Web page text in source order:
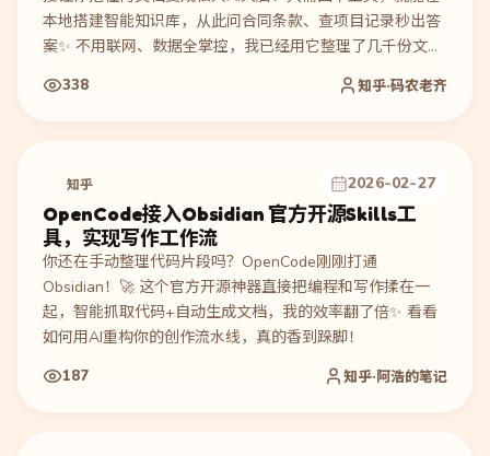
本地搭建智能知识库，从此问合同条款、查项目记录秒出答
案✨ 不用联网、数据全掌控，我已经用它整理了几千份文
档，效率飙升！保姆级教程已备好，一起告别“金鱼记忆”的
AI～ 🚀
338 知乎·码农老齐
知乎 2026-02-27
OpenCode接入Obsidian 官方开源Skills工
具，实现写作工作流
你还在手动整理代码片段吗？OpenCode刚刚打通
Obsidian！🚀 这个官方开源神器直接把编程和写作揉在一
起，智能抓取代码+自动生成文档，我的效率翻了倍✨ 看看
如何用AI重构你的创作流水线，真的香到跺脚！
187 知乎·阿浩的笔记